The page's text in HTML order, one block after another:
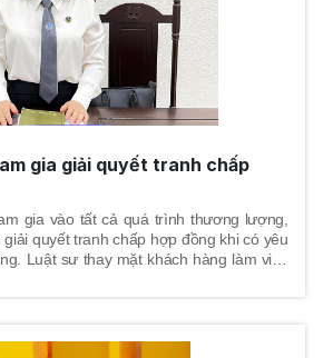
gia giải quyết tranh chấp
gia vào tất cả quá trình thương lượng,
giải quyết tranh chấp hợp đồng khi có yêu
Luật sư thay mặt khách hàng làm việc